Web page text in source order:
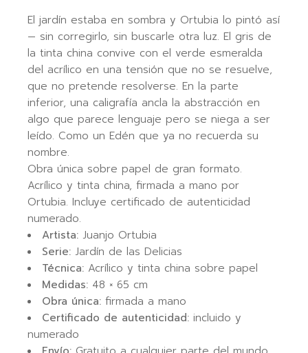
El jardín estaba en sombra y Ortubia lo pintó así
— sin corregirlo, sin buscarle otra luz. El gris de
la tinta china convive con el verde esmeralda
del acrílico en una tensión que no se resuelve,
que no pretende resolverse. En la parte
inferior, una caligrafía ancla la abstracción en
algo que parece lenguaje pero se niega a ser
leído. Como un Edén que ya no recuerda su
nombre.
Obra única sobre papel de gran formato.
Acrílico y tinta china, firmada a mano por
Ortubia. Incluye certificado de autenticidad
numerado.
Artista: Juanjo Ortubia
Serie: Jardín de las Delicias
Técnica: Acrílico y tinta china sobre papel
Medidas: 48 × 65 cm
Obra única: firmada a mano
Certificado de autenticidad: incluido y
numerado